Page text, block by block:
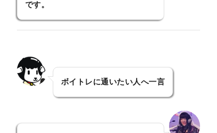
です。
ボイトレに通いたい人へ一言